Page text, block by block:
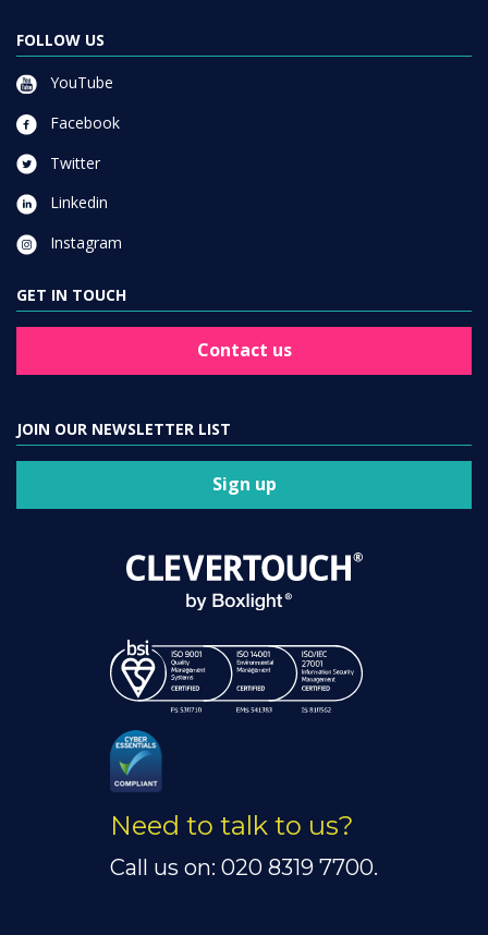
FOLLOW US
YouTube
Facebook
Twitter
Linkedin
Instagram
GET IN TOUCH
Contact us
JOIN OUR NEWSLETTER LIST
Sign up
Need to talk to us?
Call us on: 020 8319 7700.